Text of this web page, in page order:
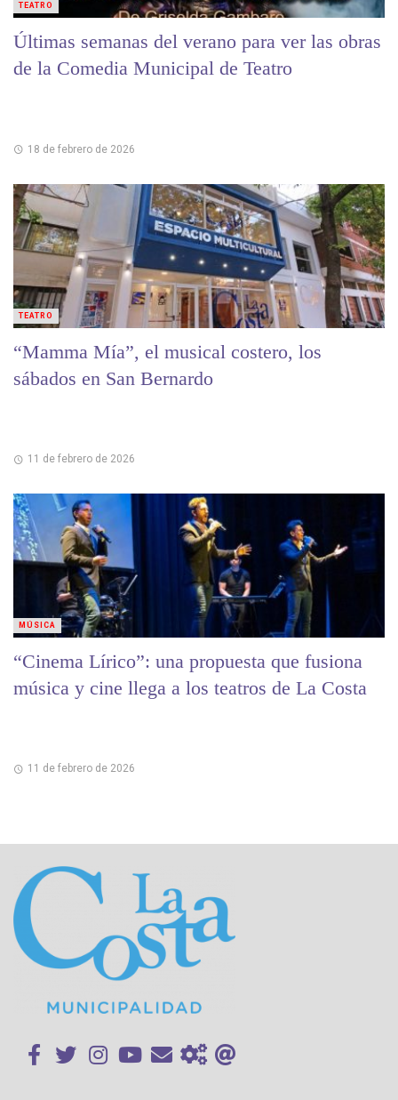
Últimas semanas del verano para ver las obras
de la Comedia Municipal de Teatro
18 de febrero de 2026
TEATRO
“Mamma Mía”, el musical costero, los
sábados en San Bernardo
11 de febrero de 2026
TEATRO
“Cinema Lírico”: una propuesta que fusiona
música y cine llega a los teatros de La Costa
11 de febrero de 2026
MÚSICA